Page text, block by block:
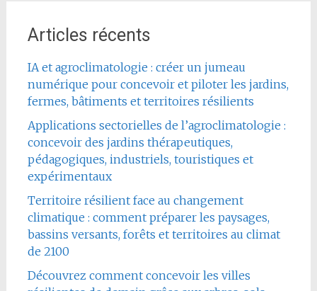
Articles récents
IA et agroclimatologie : créer un jumeau
numérique pour concevoir et piloter les jardins,
fermes, bâtiments et territoires résilients
Applications sectorielles de l’agroclimatologie :
concevoir des jardins thérapeutiques,
pédagogiques, industriels, touristiques et
expérimentaux
Territoire résilient face au changement
climatique : comment préparer les paysages,
bassins versants, forêts et territoires au climat
de 2100
Découvrez comment concevoir les villes